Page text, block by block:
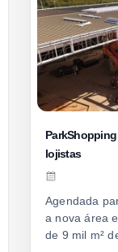
lojistas
Agendada
a nova área
de 9 mil m²